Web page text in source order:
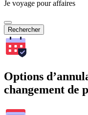
Je voyage pour affaires
Rechercher
Options
changement de